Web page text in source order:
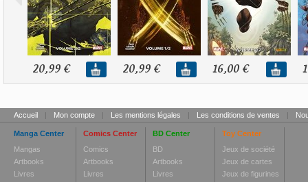
20,99 € 20,99 € 16,00 €
Accueil | Mon compte | Les mentions légales | Les conditions de ventes |
Manga Center
Mangas
Artbooks
Livres
Comics Center
Comics
Artbooks
Livres
BD Center
BD
Artbooks
Livres
Toy Center
Jeux de société
Jeux de cartes
Jeux de figurines